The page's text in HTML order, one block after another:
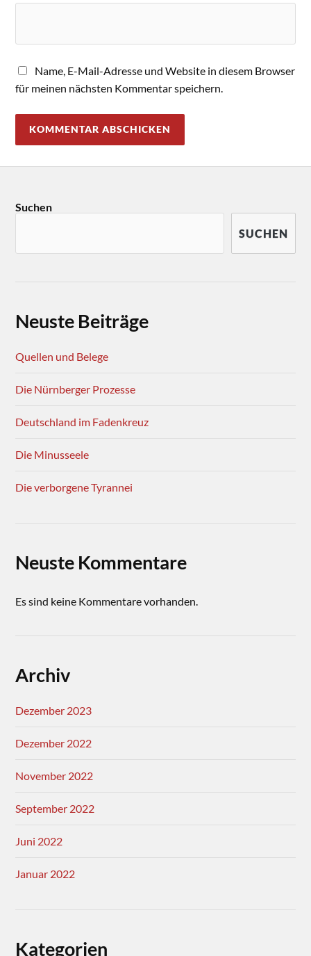
Name, E-Mail-Adresse und Website in diesem Browser
für meinen nächsten Kommentar speichern.
Suchen
SUCHEN
Neuste Beiträge
Quellen und Belege
Die Nürnberger Prozesse
Deutschland im Fadenkreuz
Die Minusseele
Die verborgene Tyrannei
Neuste Kommentare
Es sind keine Kommentare vorhanden.
Archiv
Dezember 2023
Dezember 2022
November 2022
September 2022
Juni 2022
Januar 2022
Kategorien